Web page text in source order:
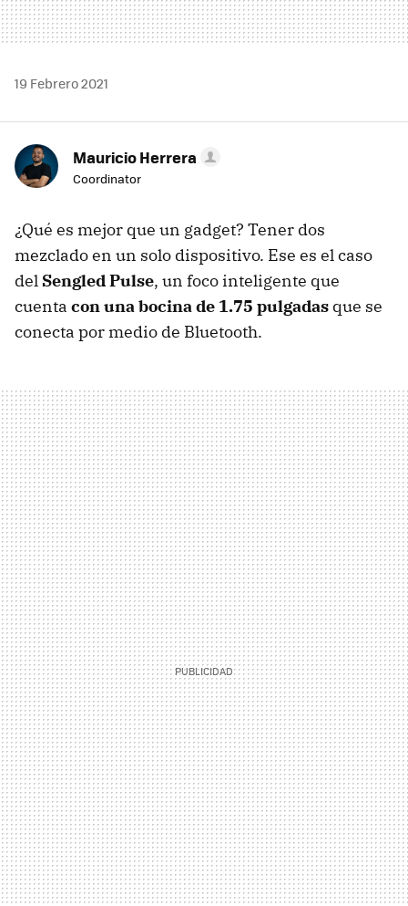
19 Febrero 2021
Mauricio Herrera
Coordinator
¿Qué es mejor que un gadget? Tener dos
mezclado en un solo dispositivo. Ese es el caso
del Sengled Pulse, un foco inteligente que
cuenta con una bocina de 1.75 pulgadas que se
conecta por medio de Bluetooth.